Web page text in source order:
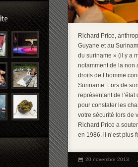
Richard Price,
Guyane et au
du suriname » (il y a
notamment de la non
droits de l’homme
Suriname. Lors de
représentant de
pour constater les
votre sécurité lors de
Richard Price a
en 1986, il n’est plus
20 novembre 2013